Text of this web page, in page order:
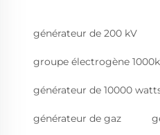
générateur de 200 kV
groupe électrogène
générateur de 10000
générateur de gaz